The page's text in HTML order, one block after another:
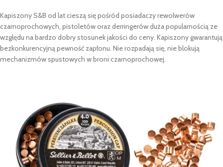
Kapiszony S&B od lat cieszą się pośród posiadaczy rewolwerów
czarnoprochowych, pistoletów oraz derringerów duża popularnością ze
względu na bardzo dobry stosunek jakości do ceny. Kapiszony gwarantują
bezkonkurencyjną pewność zapłonu. Nie rozpadają się, nie blokują
mechanizmów spustowych w broni czarnoprochowej.